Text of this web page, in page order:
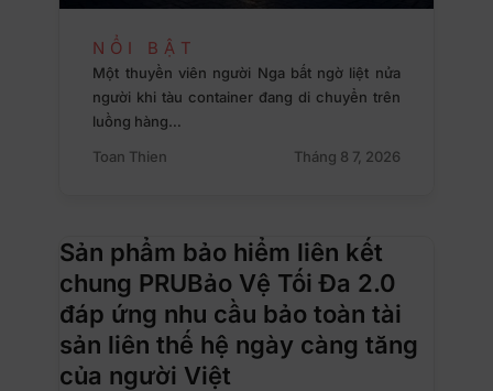
NỔI BẬT
Một thuyền viên người Nga bất ngờ liệt nửa
người khi tàu container đang di chuyển trên
luồng hàng…
Toan Thien
Tháng 8 7, 2026
Sản phẩm bảo hiểm liên kết
chung PRUBảo Vệ Tối Đa 2.0
đáp ứng nhu cầu bảo toàn tài
sản liên thế hệ ngày càng tăng
của người Việt